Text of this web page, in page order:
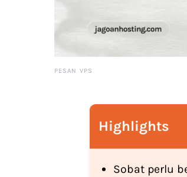
PESAN VPS
Highlights
Sobat perlu